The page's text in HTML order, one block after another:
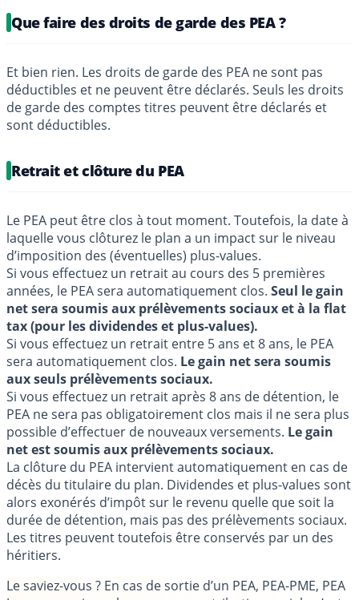
Que faire des droits de garde des PEA ?
Et bien rien. Les droits de garde des PEA ne sont pas
déductibles et ne peuvent être déclarés. Seuls les droits
de garde des comptes titres peuvent être déclarés et
sont déductibles.
Retrait et clôture du PEA
Le PEA peut être clos à tout moment. Toutefois, la date à
laquelle vous clôturez le plan a un impact sur le niveau
d’imposition des (éventuelles) plus-values.
Si vous effectuez un retrait au cours des 5 premières
années, le PEA sera automatiquement clos. Seul le gain
net sera soumis aux prélèvements sociaux et à la flat
tax (pour les dividendes et plus-values).
Si vous effectuez un retrait entre 5 ans et 8 ans, le PEA
sera automatiquement clos. Le gain net sera soumis
aux seuls prélèvements sociaux.
Si vous effectuez un retrait après 8 ans de détention, le
PEA ne sera pas obligatoirement clos mais il ne sera plus
possible d’effectuer de nouveaux versements. Le gain
net est soumis aux prélèvements sociaux.
La clôture du PEA intervient automatiquement en cas de
décès du titulaire du plan. Dividendes et plus-values sont
alors exonérés d’impôt sur le revenu quelle que soit la
durée de détention, mais pas des prélèvements sociaux.
Les titres peuvent toutefois être conservés par un des
héritiers.
Le saviez-vous ? En cas de sortie d’un PEA, PEA-PME, PEA